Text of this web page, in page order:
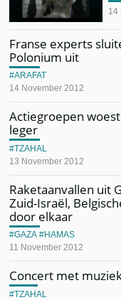
14
Franse experts
Polonium uit
14 November 2012
ARAFAT
Actiegroepen
leger
13 November 2012
TZAHAL
Raketaanvallen uit
Zuid-Israël,
door elkaar
11 November 2012
GAZA HAMAS
Concert met
TZAHAL